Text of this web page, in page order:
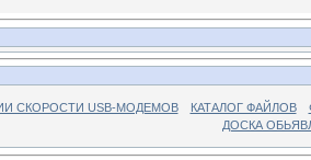
СКОРОСТИ USB-МОДЕМОВ КАТАЛОГ ФАЙЛОВ
ДОСКА